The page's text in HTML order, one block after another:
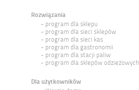
Rozwiązania
program dla sklepu
program dla sieci sklepów
program dla sieci kas
program dla gastronomii
program dla stacji paliw
program dla sklepów odzieżowych
Dla użytkowników